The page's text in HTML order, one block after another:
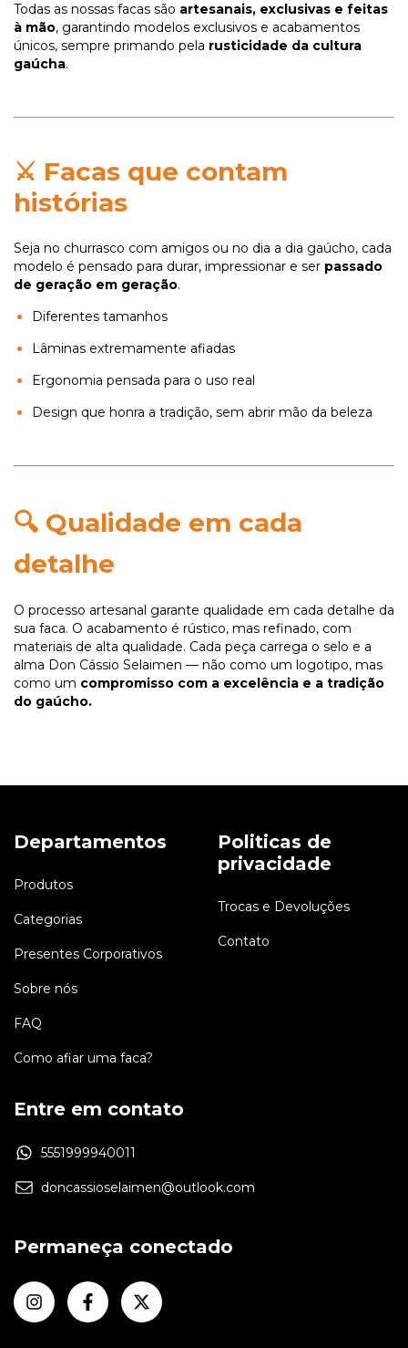
Todas as nossas facas são artesanais, exclusivas e feitas
à mão, garantindo modelos exclusivos e acabamentos
únicos, sempre primando pela rusticidade da cultura
gaúcha.
⚔️ Facas que contam
histórias
Seja no churrasco com amigos ou no dia a dia gaúcho, cada
modelo é pensado para durar, impressionar e ser passado
de geração em geração.
Diferentes tamanhos
Lâminas extremamente afiadas
Ergonomia pensada para o uso real
Design que honra a tradição, sem abrir mão da beleza
🔍 Qualidade em cada
detalhe
O processo artesanal garante qualidade em cada detalhe da
sua faca. O acabamento é rústico, mas refinado, com
materiais de alta qualidade. Cada peça carrega o selo e a
alma Don Cássio Selaimen — não como um logotipo, mas
como um compromisso com a excelência e a tradição
do gaúcho.
Departamentos
Produtos
Categorias
Presentes Corporativos
Sobre nós
FAQ
Como afiar uma faca?
Politicas de
privacidade
Trocas e Devoluções
Contato
Entre em contato
5551999940011
doncassioselaimen@outlook.com
Permaneça conectado